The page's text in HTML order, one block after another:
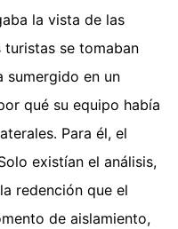
la vista de las
turistas se tomaban
sumergido en un
qué su equipo había
Para él, el
existían el análisis,
redención que el
de aislamiento,